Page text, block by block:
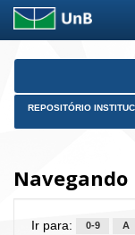
Skip
REPOSITÓRIO
Navegando
Ir para: 0-9 A